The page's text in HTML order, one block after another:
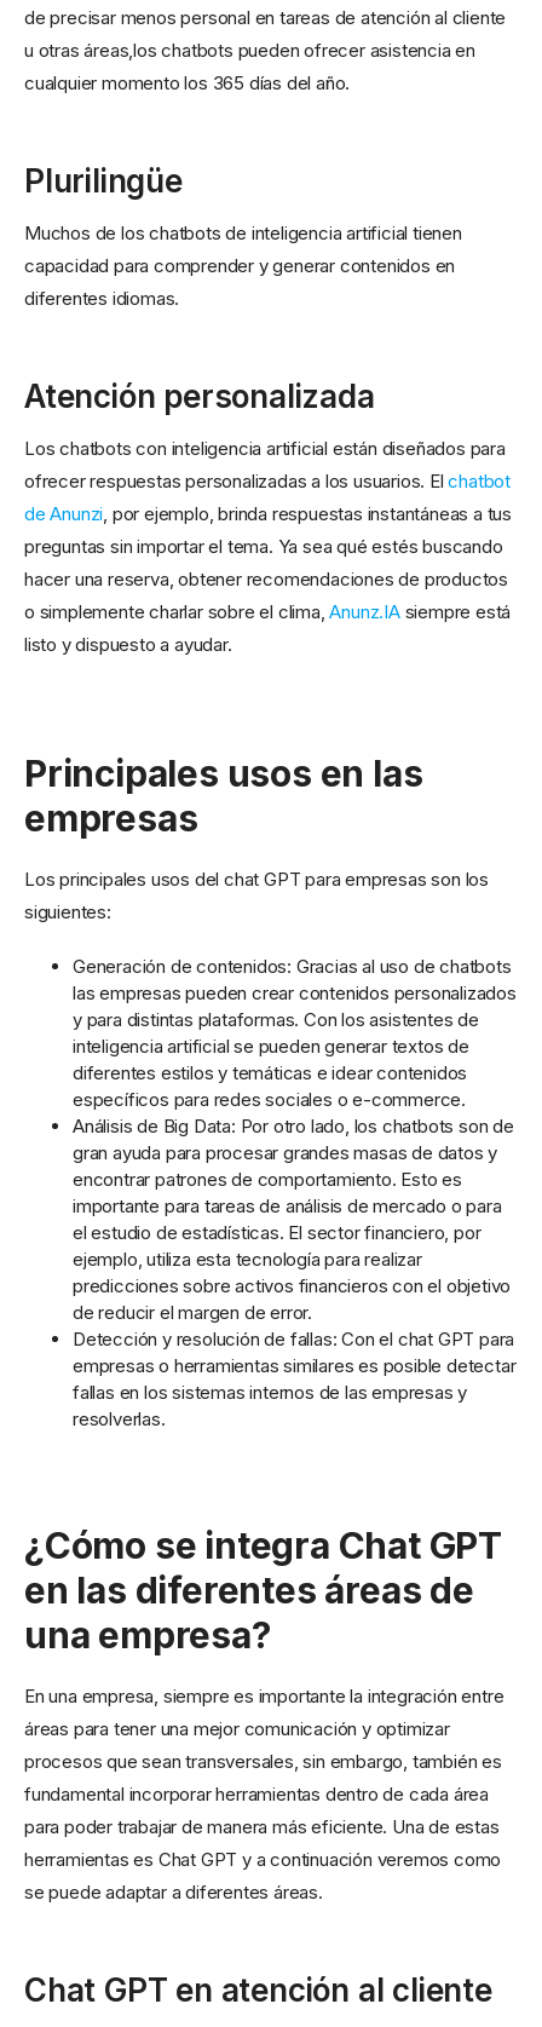
de precisar menos personal en tareas de atención al cliente
u otras áreas,los chatbots pueden ofrecer asistencia en
cualquier momento los 365 días del año.
Plurilingüe
Muchos de los chatbots de inteligencia artificial tienen
capacidad para comprender y generar contenidos en
diferentes idiomas.
Atención personalizada
Los chatbots con inteligencia artificial están diseñados para
ofrecer respuestas personalizadas a los usuarios. Elchatbot
de Anunzi, por ejemplo, brinda respuestas instantáneas a tus
preguntas sin importar el tema. Ya sea qué estés buscando
hacer una reserva, obtener recomendaciones de productos
o simplemente charlar sobre el clima,Anunz.IAsiempre está
listo y dispuesto a ayudar.
Principales usos en las
empresas
Los principales usos del chat GPT para empresas son los
siguientes:
Generación de contenidos: Gracias al uso de chatbots
las empresas pueden crear contenidos personalizados
y para distintas plataformas. Con los asistentes de
inteligencia artificial se pueden generar textos de
diferentes estilos y temáticas e idear contenidos
específicos para redes sociales o e-commerce.
Análisis de Big Data: Por otro lado, los chatbots son de
gran ayuda para procesar grandes masas de datos y
encontrar patrones de comportamiento. Esto es
importante para tareas de análisis de mercado o para
el estudio de estadísticas. El sector financiero, por
ejemplo, utiliza esta tecnología para realizar
predicciones sobre activos financieros con el objetivo
de reducir el margen de error.
Detección y resolución de fallas: Con el chat GPT para
empresas o herramientas similares es posible detectar
fallas en los sistemas internos de las empresas y
resolverlas.
¿Cómo se integra Chat GPT
en las diferentes áreas de
una empresa?
En una empresa, siempre es importante la integración entre
áreas para tener una mejor comunicación y optimizar
procesos que sean transversales, sin embargo, también es
fundamental incorporar herramientas dentro de cada área
para poder trabajar de manera más eficiente. Una de estas
herramientas es Chat GPT y a continuación veremos como
se puede adaptar a diferentes áreas.
Chat GPT en atención al cliente